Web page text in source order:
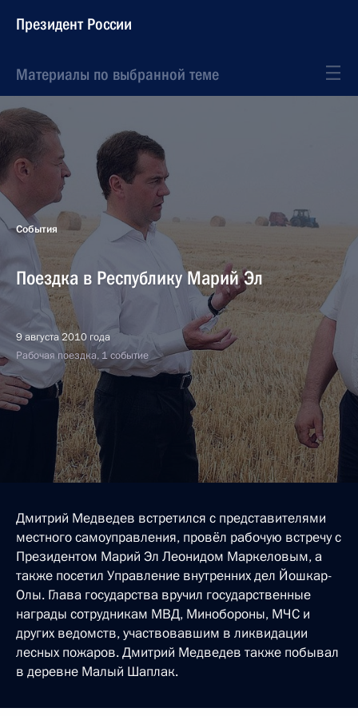
Президент России
Материалы по выбранной теме
События
Поездка в Республику Марий Эл
9 августа 2010 года
Рабочая поездка, 1 событие
Дмитрий Медведев встретился с представителями
местного самоуправления, провёл рабочую встречу с
Президентом Марий Эл Леонидом Маркеловым, а
также посетил Управление внутренних дел Йошкар-
Олы. Глава государства вручил государственные
награды сотрудникам МВД, Минобороны, МЧС и
других ведомств, участвовавшим в ликвидации
лесных пожаров. Дмитрий Медведев также побывал
в деревне Малый Шаплак.